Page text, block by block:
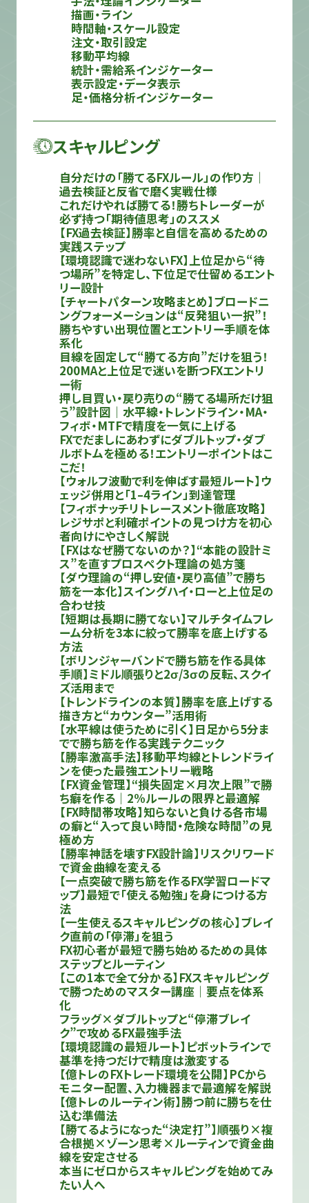
描画・ライン
時間軸・スケール設定
注文・取引設定
移動平均線
統計・需給系インジケーター
表示設定・データ表示
足・価格分析インジケーター
スキャルピング
自分だけの「勝てるFXルール」の作り方｜
過去検証と反省で磨く実戦仕様
これだけやれば勝てる！勝ちトレーダーが
必ず持つ「期待値思考」のススメ
【FX過去検証】勝率と自信を高めるための
実践ステップ
【環境認識で迷わないFX】上位足から“待
つ場所”を特定し、下位足で仕留めるエント
リー設計
【チャートパターン攻略まとめ】ブロードニ
ングフォーメーションは“反発狙い一択”！
勝ちやすい出現位置とエントリー手順を体
系化
目線を固定して“勝てる方向”だけを狙う！
200MAと上位足で迷いを断つFXエントリ
ー術
押し目買い・戻り売りの“勝てる場所だけ狙
う”設計図｜水平線・トレンドライン・MA・
フィボ・MTFで精度を一気に上げる
FXでだましにあわずにダブルトップ・ダブ
ルボトムを極める！エントリーポイントはこ
こだ！
【ウォルフ波動で利を伸ばす最短ルート】ウ
ェッジ併用と「1–4ライン」到達管理
【フィボナッチリトレースメント徹底攻略】
レジサポと利確ポイントの見つけ方を初心
者向けにやさしく解説
【FXはなぜ勝てないのか？】“本能の設計ミ
ス”を直すプロスペクト理論の処方箋
【ダウ理論の“押し安値・戻り高値”で勝ち
筋を一本化】スイングハイ・ローと上位足の
合わせ技
【短期は長期に勝てない】マルチタイムフレ
ーム分析を3本に絞って勝率を底上げする
方法
【ボリンジャーバンドで勝ち筋を作る具体
手順】ミドル順張りと2σ/3σの反転、スクイ
ズ活用まで
【トレンドラインの本質】勝率を底上げする
描き方と“カウンター”活用術
【水平線は使うために引く】日足から5分ま
でで勝ち筋を作る実践テクニック
【勝率激高手法】移動平均線とトレンドライ
ンを使った最強エントリー戦略
【FX資金管理】“損失固定×月次上限”で勝
ち癖を作る｜2%ルールの限界と最適解
【FX時間帯攻略】知らないと負ける各市場
の癖と“入って良い時間・危険な時間”の見
極め方
【勝率神話を壊すFX設計論】リスクリワード
で資金曲線を変える
【一点突破で勝ち筋を作るFX学習ロードマ
ップ】最短で「使える勉強」を身につける方
法
【一生使えるスキャルピングの核心】ブレイ
ク直前の「停滞」を狙う
FX初心者が最短で勝ち始めるための具体
ステップとルーティン
【この1本で全て分かる】FXスキャルピング
で勝つためのマスター講座｜要点を体系
化
フラッグ×ダブルトップと“停滞ブレイ
ク”で攻めるFX最強手法
【環境認識の最短ルート】ピボットラインで
基準を持つだけで精度は激変する
【億トレのFXトレード環境を公開】PCから
モニター配置、入力機器まで最適解を解説
【億トレのルーティン術】勝つ前に勝ちを仕
込む準備法
【勝てるようになった“決定打”】順張り×複
合根拠×ゾーン思考×ルーティンで資金曲
線を安定させる
本当にゼロからスキャルピングを始めてみ
たい人へ